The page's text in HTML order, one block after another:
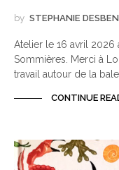
by STEPHANIE
Atelier le 16 avril
Sommières. Merci à
travail autour de la
CONTINUE